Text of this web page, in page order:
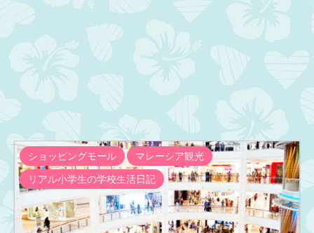
ショッピングモール
マレーシア観光
リアル小学生の学校生活日記